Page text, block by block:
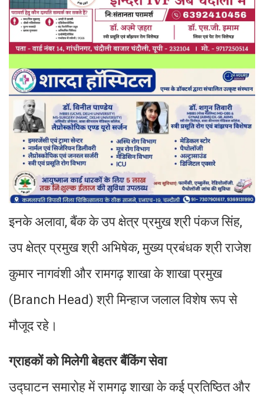
इनके अलावा, बैंक के उप क्षेत्र प्रमुख श्री पंकज सिंह,
उप क्षेत्र प्रमुख श्री अभिषेक, मुख्य प्रबंधक श्री राजेश
कुमार नागवंशी और रामगढ़ शाखा के शाखा प्रमुख
(Branch Head) श्री मिन्हाज जलाल विशेष रूप से
मौजूद रहे।
ग्राहकों को मिलेगी बेहतर बैंकिंग सेवा
उद्घाटन समारोह में रामगढ़ शाखा के कई प्रतिष्ठित और